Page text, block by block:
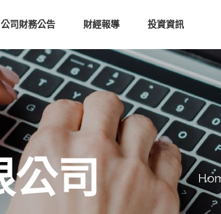
公司財務公告 財經報導 投資資訊
司